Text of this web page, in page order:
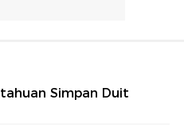
Simpan Duit